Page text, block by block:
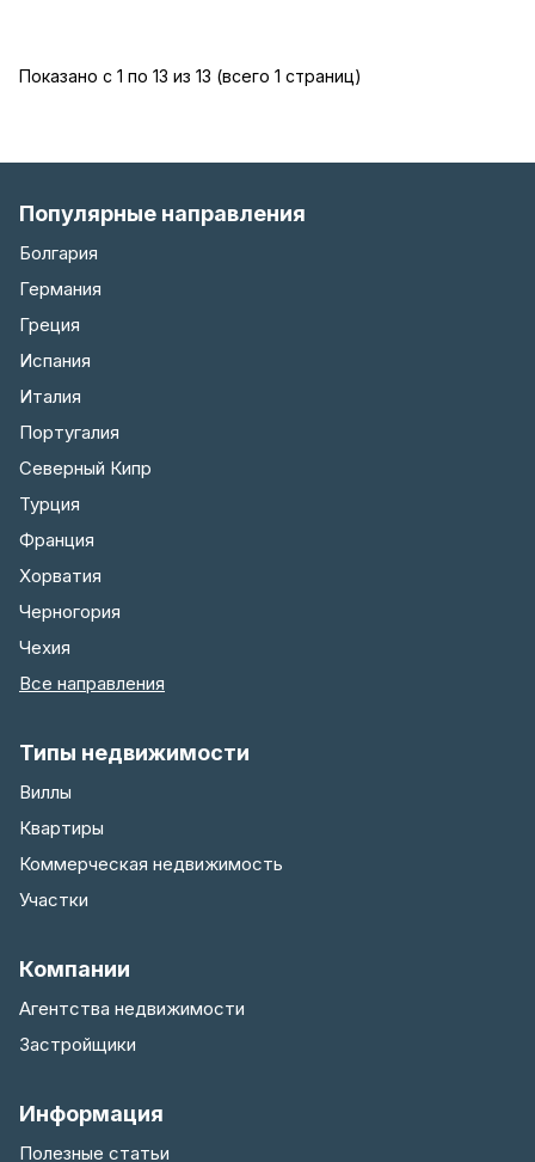
Показано с 1 по 13 из 13 (всего 1 страниц)
Популярные направления
Болгария
Германия
Греция
Испания
Италия
Португалия
Северный Кипр
Турция
Франция
Хорватия
Черногория
Чехия
Все направления
Типы недвижимости
Виллы
Квартиры
Коммерческая недвижимость
Участки
Компании
Агентства недвижимости
Застройщики
Информация
Полезные статьи